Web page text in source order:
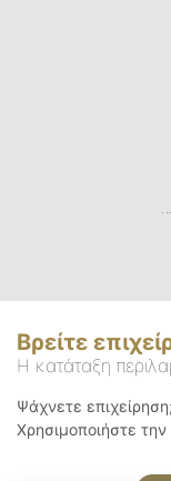
Βρείτε
Η κατάταξη
Ψάχνετε
Χρησιμοποιήστε